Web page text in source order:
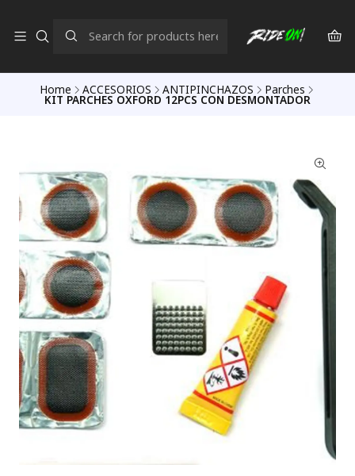
Home ACCESORIOS ANTIPINCHAZOS Parches
KIT PARCHES OXFORD 12PCS CON DESMONTADOR